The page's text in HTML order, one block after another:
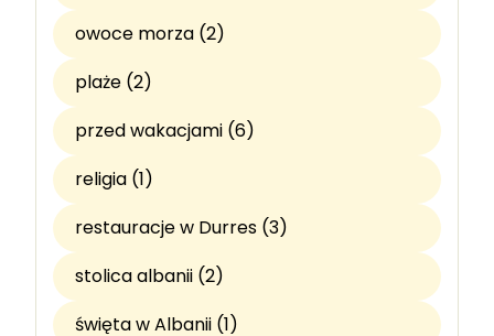
owoce morza (2)
plaże (2)
przed wakacjami (6)
religia (1)
restauracje w Durres (3)
stolica albanii (2)
święta w Albanii (1)